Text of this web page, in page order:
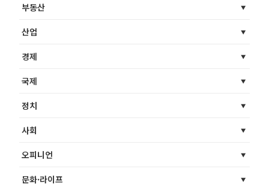
부동산
산업
경제
국제
정치
사회
오피니언
문화·라이프